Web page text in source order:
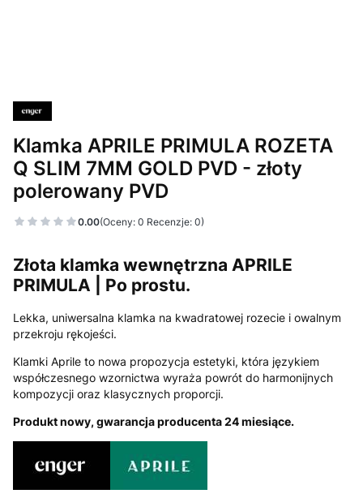
Klamka APRILE PRIMULA ROZETA
Q SLIM 7MM GOLD PVD - złoty
polerowany PVD
0.00(Oceny: 0 Recenzje: 0)
Złota klamka wewnętrzna APRILE
PRIMULA | Po prostu.
Lekka, uniwersalna klamka na kwadratowej rozecie i owalnym
przekroju rękojeści.
Klamki Aprile to nowa propozycja estetyki, która językiem
współczesnego wzornictwa wyraża powrót do harmonijnych
kompozycji oraz klasycznych proporcji.
Produkt nowy, gwarancja producenta 24 miesiące.